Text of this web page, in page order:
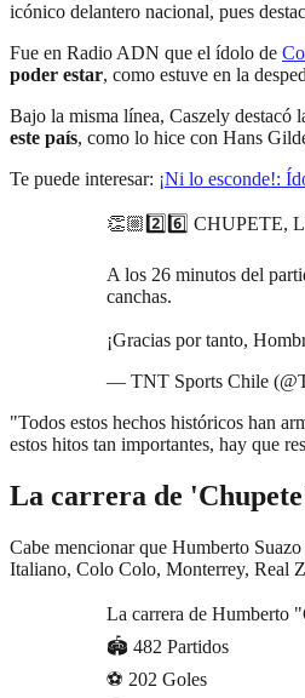
icónico delantero nacional, pues
Fue en Radio ADN que el ídolo de
poder estar, como estuve en la
Bajo la misma línea, Caszely destacó
este país, como lo hice con Hans
Te puede interesar: ¡Ni lo esconde!:
👏🏼2️⃣6️⃣ CHUPETE,
A los 26 minutos del
canchas.
¡Gracias por tanto,
— TNT Sports Chile
"Todos estos hechos históricos han
estos hitos tan importantes, hay que
La carrera de
Cabe mencionar que Humberto
Italiano, Colo Colo, Monterrey, Real
La carrera de Humberto
🏟️ 482 Partidos
⚽ 202 Goles